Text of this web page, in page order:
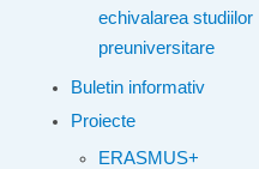
echivalarea studiilor
preuniversitare
Buletin informativ
Proiecte
ERASMUS+